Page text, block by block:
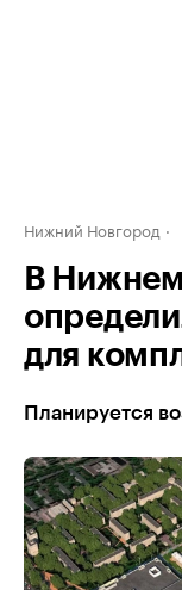
Нижний Новгород
В
для
Планируется